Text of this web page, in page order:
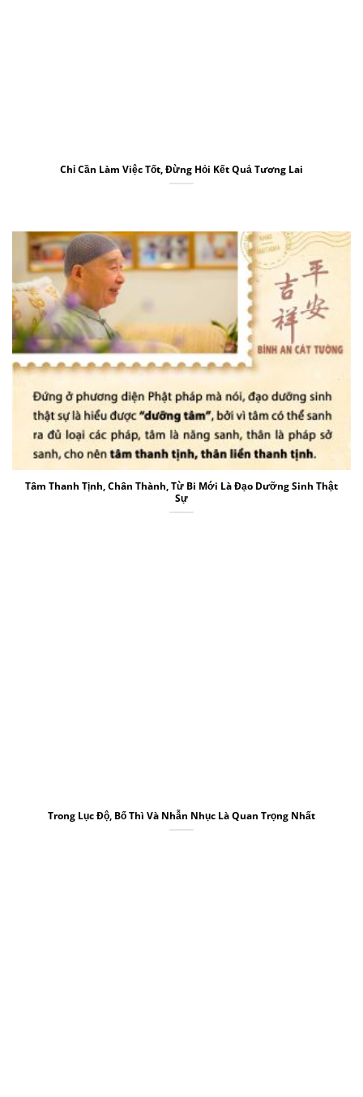
Chỉ Cần Làm Việc Tốt, Đừng Hỏi Kết Quả Tương Lai
Tâm Thanh Tịnh, Chân Thành, Từ Bi Mới Là Đạo Dưỡng Sinh Thật
Sự
Trong Lục Độ, Bố Thì Và Nhẫn Nhục Là Quan Trọng Nhất